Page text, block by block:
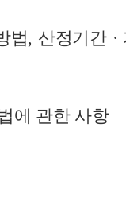
법, 산정기간
에 관한 사항